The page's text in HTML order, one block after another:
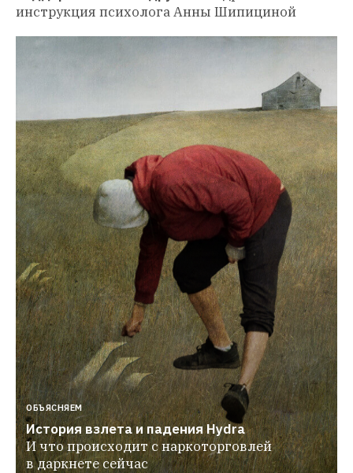
инструкция психолога Анны Шипициной
ОБЪЯСНЯЕМ
История взлета и падения Hydra
И что происходит с наркоторговлей
в даркнете сейчас